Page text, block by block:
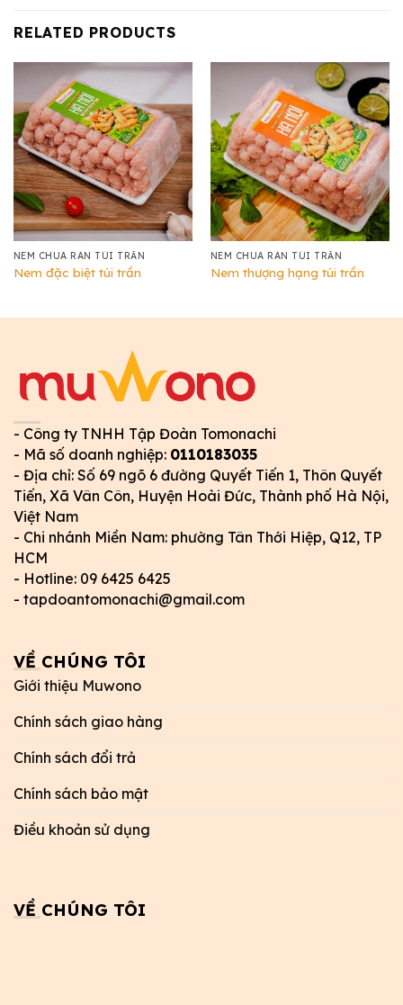
RELATED PRODUCTS
NEM CHUA RÁN TÚI TRẦN
Nem đặc biệt túi trần
NEM CHUA RÁN TÚI TRẦN
Nem thượng hạng túi trần
- Công ty TNHH Tập Đoàn Tomonachi
- Mã số doanh nghiệp: 0110183035
- Địa chỉ: Số 69 ngõ 6 đường Quyết Tiến 1, Thôn Quyết
Tiến, Xã Vân Côn, Huyện Hoài Đức, Thành phố Hà Nội,
Việt Nam
- Chi nhánh Miền Nam: phường Tân Thới Hiệp, Q12, TP
HCM
- Hotline: 09 6425 6425
- tapdoantomonachi@gmail.com
VỀ CHÚNG TÔI
Giới thiệu Muwono
Chính sách giao hàng
Chính sách đổi trả
Chính sách bảo mật
Điều khoản sử dụng
VỀ CHÚNG TÔI